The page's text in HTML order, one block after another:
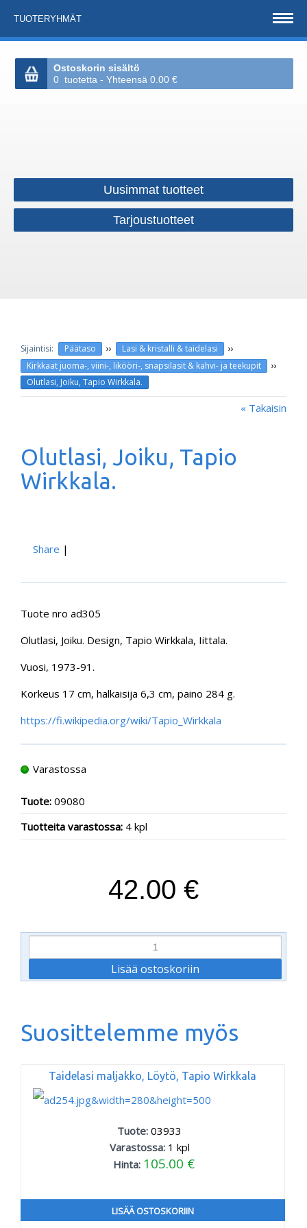
TUOTERYHMÄT
Ostoskorin sisältö
0 tuotetta - Yhteensä 0.00 €
Uusimmat tuotteet
Tarjoustuotteet
Päätaso ›› Lasi & kristalli & taidelasi ››
Kirkkaat juoma-, viini-, likööri-, snapsilasit & kahvi- ja teekupit ››
Olutlasi, Joiku, Tapio Wirkkala.
« Takaisin
Olutlasi, Joiku, Tapio
Wirkkala.
Share |
Tuote nro ad305
Olutlasi, Joiku. Design, Tapio Wirkkala, Iittala.
Vuosi, 1973-91.
Korkeus 17 cm, halkaisija 6,3 cm, paino 284 g.
https://fi.wikipedia.org/wiki/Tapio_Wirkkala
Varastossa
Tuote: 09080
Tuotteita varastossa: 4 kpl
42.00 €
Suosittelemme myös
Taidelasi maljakko, Löytö, Tapio Wirkkala
Tuote:03933
Varastossa: 1 kpl
Hinta: 105.00 €
LISÄÄ OSTOSKORIIN